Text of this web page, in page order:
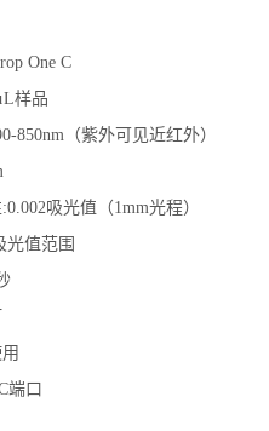
One C
样品
850nm（紫外可见近红外）
吸光值（1mm光程）
光值范围
端口